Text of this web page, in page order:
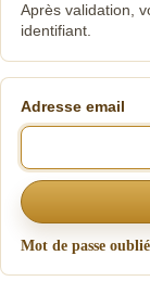
Après validation,
identifiant.
Adresse email
Mot de passe